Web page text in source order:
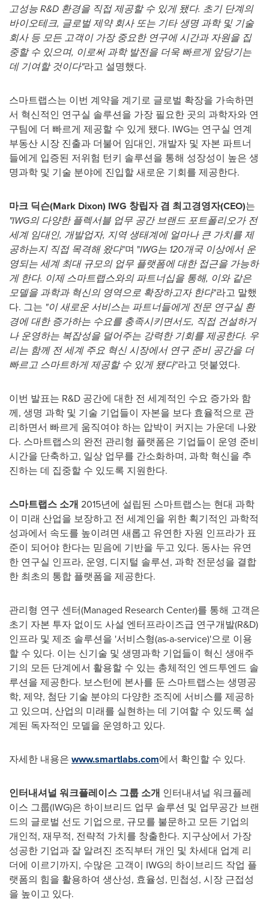
고성능 R&D 환경을 직접 제공할 수 있게 됐다. 초기 단계의
바이오테크, 글로벌 제약 회사 또는 기타 생명 과학 및 기술
회사 등 모든 고객이 가장 중요한 연구에 시간과 자원을 집
중할 수 있으며, 이로써 과학 발전을 더욱 빠르게 앞당기는
데 기여할 것이다"라고 설명했다.
스마트랩스는 이번 계약을 계기로 글로벌 확장을 가속하면
서 혁신적인 연구실 솔루션을 가장 필요한 곳의 과학자와 연
구팀에 더 빠르게 제공할 수 있게 됐다. IWG는 연구실 연계
부동산 시장 진출과 더불어 임대인, 개발자 및 자본 파트너
들에게 입증된 저위험 턴키 솔루션을 통해 성장성이 높은 생
명과학 및 기술 분야에 진입할 새로운 기회를 제공한다.
마크 딕슨(Mark Dixon) IWG 창립자 겸 최고경영자(CEO)는
"IWG의 다양한 플렉서블 업무 공간 브랜드 포트폴리오가 전
세계 임대인, 개발업자, 지역 생태계에 얼마나 큰 가치를 제
공하는지 직접 목격해 왔다"며 "IWG는 120개국 이상에서 운
영되는 세계 최대 규모의 업무 플랫폼에 대한 접근을 가능하
게 한다. 이제 스마트랩스와의 파트너십을 통해, 이와 같은
모델을 과학과 혁신의 영역으로 확장하고자 한다"라고 말했
다. 그는 "이 새로운 서비스는 파트너들에게 전문 연구실 환
경에 대한 증가하는 수요를 충족시키면서도, 직접 건설하거
나 운영하는 복잡성을 덜어주는 강력한 기회를 제공한다. 우
리는 함께 전 세계 주요 혁신 시장에서 연구 준비 공간을 더
빠르고 스마트하게 제공할 수 있게 됐다"라고 덧붙였다.
이번 발표는 R&D 공간에 대한 전 세계적인 수요 증가와 함
께, 생명 과학 및 기술 기업들이 자본을 보다 효율적으로 관
리하면서 빠르게 움직여야 하는 압박이 커지는 가운데 나왔
다. 스마트랩스의 완전 관리형 플랫폼은 기업들이 운영 준비
시간을 단축하고, 일상 업무를 간소화하며, 과학 혁신을 추
진하는 데 집중할 수 있도록 지원한다.
스마트랩스 소개 2015년에 설립된 스마트랩스는 현대 과학
이 미래 산업을 보장하고 전 세계인을 위한 획기적인 과학적
성과에서 속도를 높이려면 새롭고 유연한 자원 인프라가 표
준이 되어야 한다는 믿음에 기반을 두고 있다. 동사는 유연
한 연구실 인프라, 운영, 디지털 솔루션, 과학 전문성을 결합
한 최초의 통합 플랫폼을 제공한다.
관리형 연구 센터(Managed Research Center)를 통해 고객은
초기 자본 투자 없이도 사설 엔터프라이즈급 연구개발(R&D)
인프라 및 제조 솔루션을 '서비스형(as-a-service)'으로 이용
할 수 있다. 이는 신기술 및 생명과학 기업들이 혁신 생애주
기의 모든 단계에서 활용할 수 있는 총체적인 엔드투엔드 솔
루션을 제공한다. 보스턴에 본사를 둔 스마트랩스는 생명공
학, 제약, 첨단 기술 분야의 다양한 조직에 서비스를 제공하
고 있으며, 산업의 미래를 실현하는 데 기여할 수 있도록 설
계된 독자적인 모델을 운영하고 있다.
자세한 내용은 www.smartlabs.com에서 확인할 수 있다.
인터내셔널 워크플레이스 그룹 소개 인터내셔널 워크플레
이스 그룹(IWG)은 하이브리드 업무 솔루션 및 업무공간 브랜
드의 글로벌 선도 기업으로, 규모를 불문하고 모든 기업의
개인적, 재무적, 전략적 가치를 창출한다. 지구상에서 가장
성공한 기업과 잘 알려진 조직부터 개인 및 차세대 업계 리
더에 이르기까지, 수많은 고객이 IWG의 하이브리드 작업 플
랫폼의 힘을 활용하여 생산성, 효율성, 민첩성, 시장 근접성
을 높이고 있다.